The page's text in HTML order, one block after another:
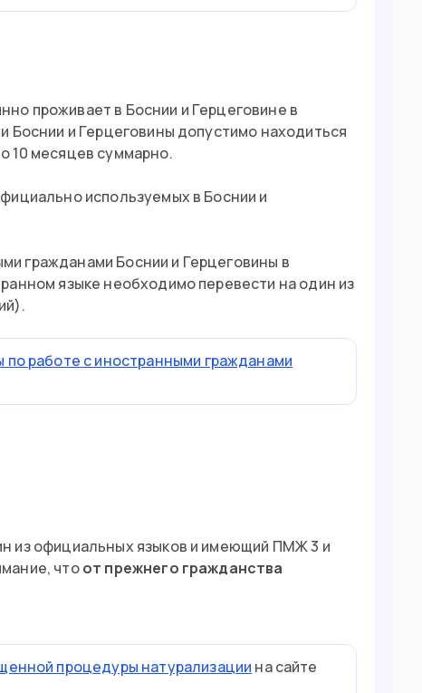
проживает в Боснии и Герцеговине в
Боснии и Герцеговины допустимо находиться
10 месяцев суммарно.
используемых в Боснии и
гражданами Боснии и Герцеговины в
языке необходимо перевести на один из
работе с иностранными гражданами
из официальных языков и имеющий ПМЖ 3 и
чтоот прежнего гражданства
процедуры натурализации на сайте